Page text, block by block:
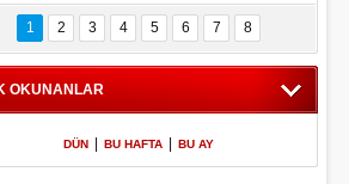
İstanbul
Adaları
600 milletvekilinin
listesi
1 2 3 4 5 6 7 8
OKUNANLAR
DÜN BU HAFTA BU AY